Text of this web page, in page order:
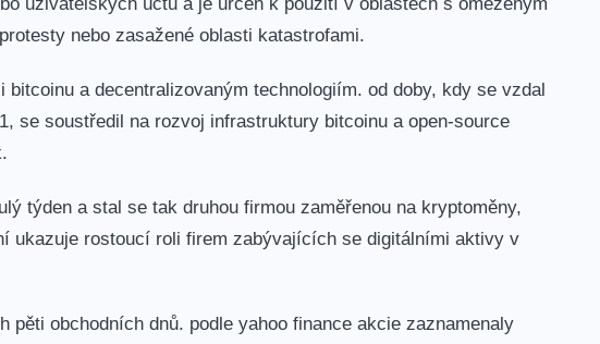
nebo zasažené oblasti katastrofami.
a decentralizovaným technologiím. od doby, kdy se vzdal
se soustředil na rozvoj infrastruktury bitcoinu a open-source
týden a stal se tak druhou firmou zaměřenou na kryptoměny,
ukazuje rostoucí roli firem zabývajících se digitálními aktivy v
pěti obchodních dnů. podle yahoo finance akcie zaznamenaly